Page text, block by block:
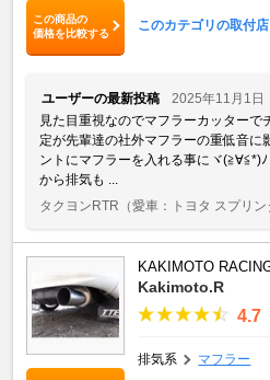
この商品の
価格を比較する
このカテゴリの取付
ユーザーの最新投稿
2025年11月1日
見た目重視なのでマフラーカッターで
定が先輩達の社外マフラーの重低音に
ントにマフラーを入れる事にヾ(≧∀≦*)
から排気も ...
タクヨンRTR （愛車：トヨタ スプリン
KAKIMOTO
Kakimoto.R
4.7
排気系 マフラー